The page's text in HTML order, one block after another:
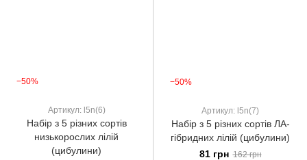
−50%
Артикул: l5n(6)
Набір з 5 різних сортів
низькорослих лілій
(цибулини)
−50%
Артикул: l5n(7)
Набір з 5 різних сортів ЛА-
гібридних лілій (цибулини)
81 грн 162 грн